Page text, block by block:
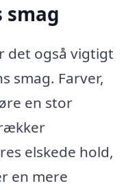
smag
det også vigtigt
smag. Farver,
en stor
elskede hold,
en mere